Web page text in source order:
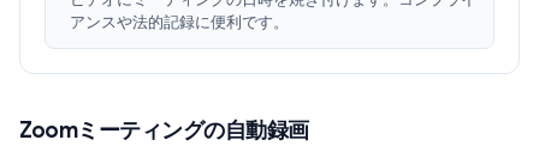
アンスや法的記録に便利です。
Zoomミーティングの自動録画